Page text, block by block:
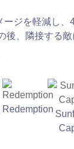
ージを軽減し、
後、隣接する
Redemption